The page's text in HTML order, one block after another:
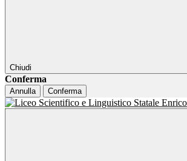
Chiudi
Conferma
Annulla Conferma